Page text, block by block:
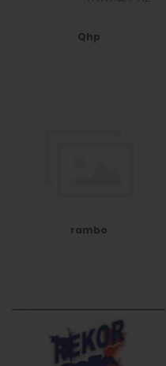
Qhp
rambo